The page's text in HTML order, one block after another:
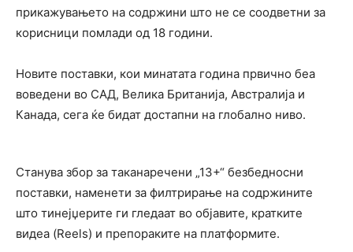
прикажувањето на содржини што не се соодветни за
корисници помлади од 18 години.
Новите поставки, кои минатата година првично беа
воведени во САД, Велика Британија, Австралија и
Канада, сега ќе бидат достапни на глобално ниво.
Станува збор за таканаречени „13+“ безбедносни
поставки, наменети за филтрирање на содржините
што тинејџерите ги гледаат во објавите, кратките
видеа (Reels) и препораките на платформите.